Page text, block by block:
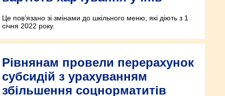
Це пов’язано зі змінами до шкільного меню, які діють з 1
січня 2022 року.
Рівнянам провели перерахунок
субсидій з урахуванням
збільшення соцнорматитів